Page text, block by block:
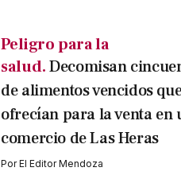
Peligro para la
salud.Decomisan
de alimentos vencidos
ofrecían para la venta en
comercio de Las Heras
PorEl Editor Mendoza